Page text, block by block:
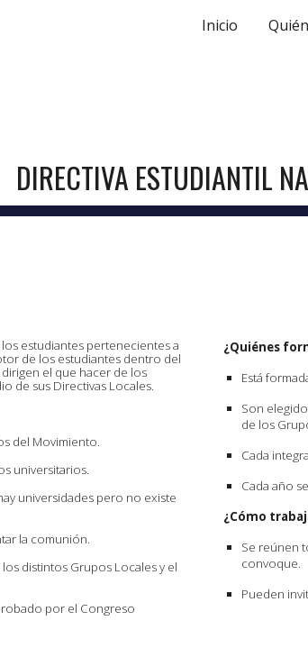
Inicio
DIRECTIVA ESTUDIANTIL
estudiantes pertenecientes a
de los estudiantes dentro del
el que hacer de los
de sus Directivas Locales.
del Movimiento.
universitarios.
universidades pero no existe
la comunión.
distintos Grupos Locales y el
por el Congreso
¿Quiénes
Está
Son
de los
Cada
Cada año
¿Cómo
Se reúnen
convoque.
Pueden